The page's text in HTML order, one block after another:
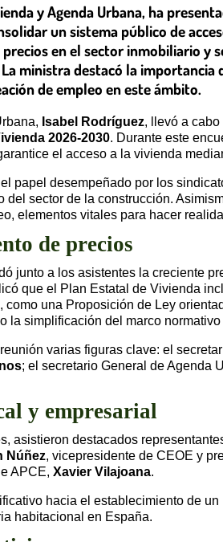
y Agenda Urbana, ha
un sistema público de
en el sector inmobiliario
ministra destacó la importancia
de empleo en este ámbito.
Isabel Rodríguez, llevó a
2026-2030. Durante este
el acceso a la vivienda
papel desempeñado por los
sector de la construcción.
elementos vitales para hacer
de precios
junto a los asistentes la creciente
que el Plan Estatal de Vivienda
una Proposición de Ley
la simplificación del marco
varias figuras clave: el
; el secretario General de Agenda
y empresarial
asistieron destacados
Núñez, vicepresidente de CEOE y
APCE, Xavier Vilajoana.
hacia el establecimiento de
habitacional en España.